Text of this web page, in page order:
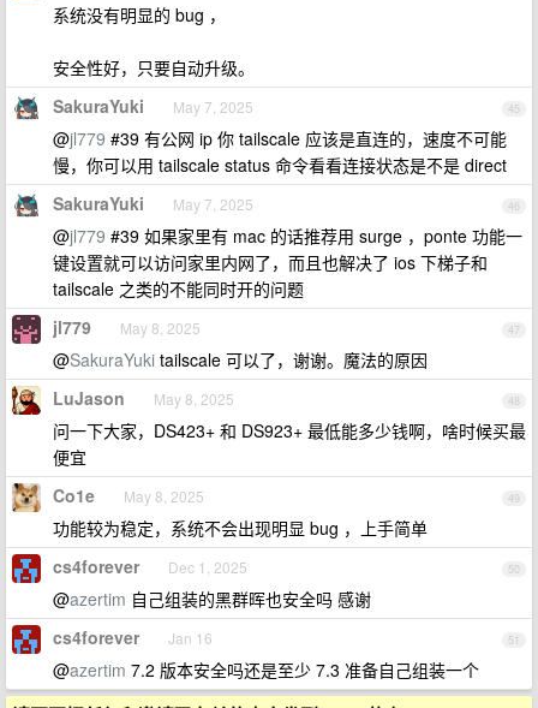
系统没有明显的 bug ，
安全性好，只要自动升级。
45
SakuraYuki May 7, 2025
@jl779 #39 有公网 ip 你 tailscale 应该是直连的，速度不可能
慢，你可以用 tailscale status 命令看看连接状态是不是 direct
46
SakuraYuki May 7, 2025
@jl779 #39 如果家里有 mac 的话推荐用 surge ，ponte 功能一
键设置就可以访问家里内网了，而且也解决了 ios 下梯子和
tailscale 之类的不能同时开的问题
47
jl779 May 8, 2025
@SakuraYuki tailscale 可以了，谢谢。魔法的原因
48
LuJason May 8, 2025
问一下大家，DS423+ 和 DS923+ 最低能多少钱啊，啥时候买最
便宜
49
Co1e May 8, 2025
功能较为稳定，系统不会出现明显 bug ，上手简单
50
cs4forever Dec 1, 2025
@azertim 自己组装的黑群晖也安全吗 感谢
51
cs4forever Jan 16
@azertim 7.2 版本安全吗还是至少 7.3 准备自己组装一个